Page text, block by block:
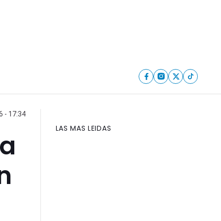
- 17:34
LAS MAS LEIDAS